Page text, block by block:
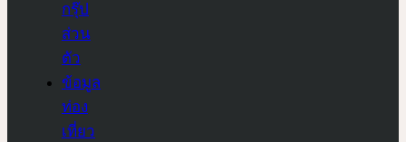
กรุ๊ป
ส่วน
ตัว
ข้อมูล
ท่อง
เที่ยว